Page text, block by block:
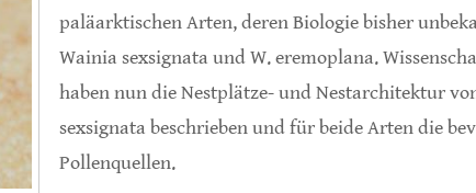
paläarktischen Arten, deren Biologie bisher
Wainia sexsignata und W. eremoplana.
haben nun die Nestplätze- und Nestarchitektur
sexsignata beschrieben und für beide Arten die
Pollenquellen.